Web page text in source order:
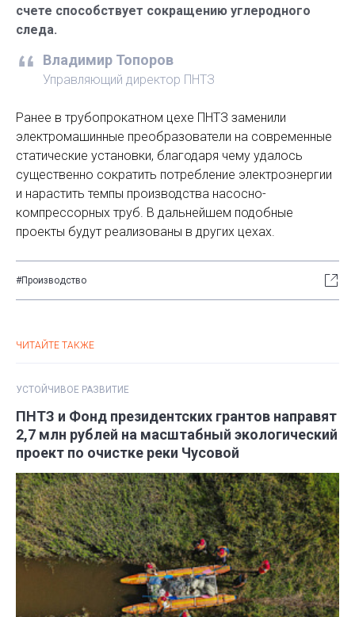
счете способствует сокращению углеродного
следа.
Владимир Топоров
Управляющий директор ПНТЗ
Ранее в трубопрокатном цехе ПНТЗ заменили
электромашинные преобразователи на современные
статические установки, благодаря чему удалось
существенно сократить потребление электроэнергии
и нарастить темпы производства насосно-
компрессорных труб. В дальнейшем подобные
проекты будут реализованы в других цехах.
#Производство
ЧИТАЙТЕ ТАКЖЕ
УСТОЙЧИВОЕ РАЗВИТИЕ
ПНТЗ и Фонд президентских грантов направят
2,7 млн рублей на масштабный экологический
проект по очистке реки Чусовой